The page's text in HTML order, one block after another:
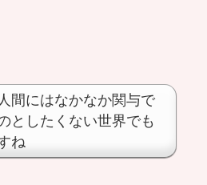
間にはなかなか関与で
としたくない世界でも
ね